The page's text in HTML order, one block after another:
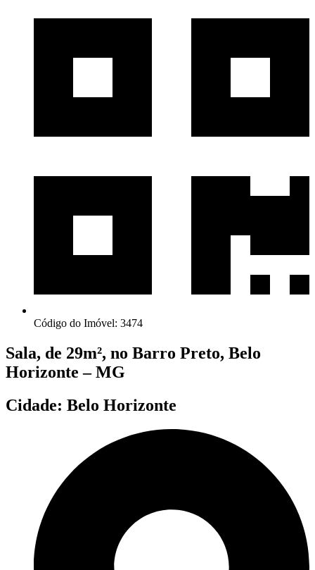
Código do Imóvel: 3474
Sala, de 29m², no Barro Preto, Belo
Horizonte – MG
Cidade: Belo Horizonte